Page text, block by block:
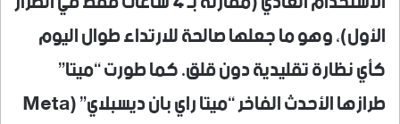
الأول)، وهو ما جعلها صالحة للارتداء طوال اليوم
كأي نظارة تقليدية دون قلق. كما طورت “ميتا”
طرازها الأحدث الفاخر “ميتا راي بان ديسبلاي” (Meta